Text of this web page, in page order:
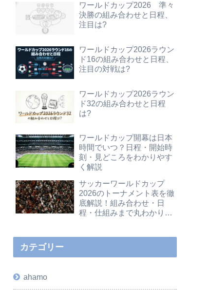
ワールドカップ2026 準々
決勝の組み合わせと日程、
注目は?
ワールドカップ2026ラウン
ド16の組み合わせと日程、
注目の対戦は?
ワールドカップ2026ラウン
ド32の組み合わせと日程
は?
ワールドカップ開幕は日本
時間でいつ？日程・開始時
刻・見どころをわかりやす
く解説
サッカーワールドカップ
2026のトーナメント表を徹
底解説！組み合わせ・日
程・仕組みまで丸わかりガ
カテゴリー
ahamo